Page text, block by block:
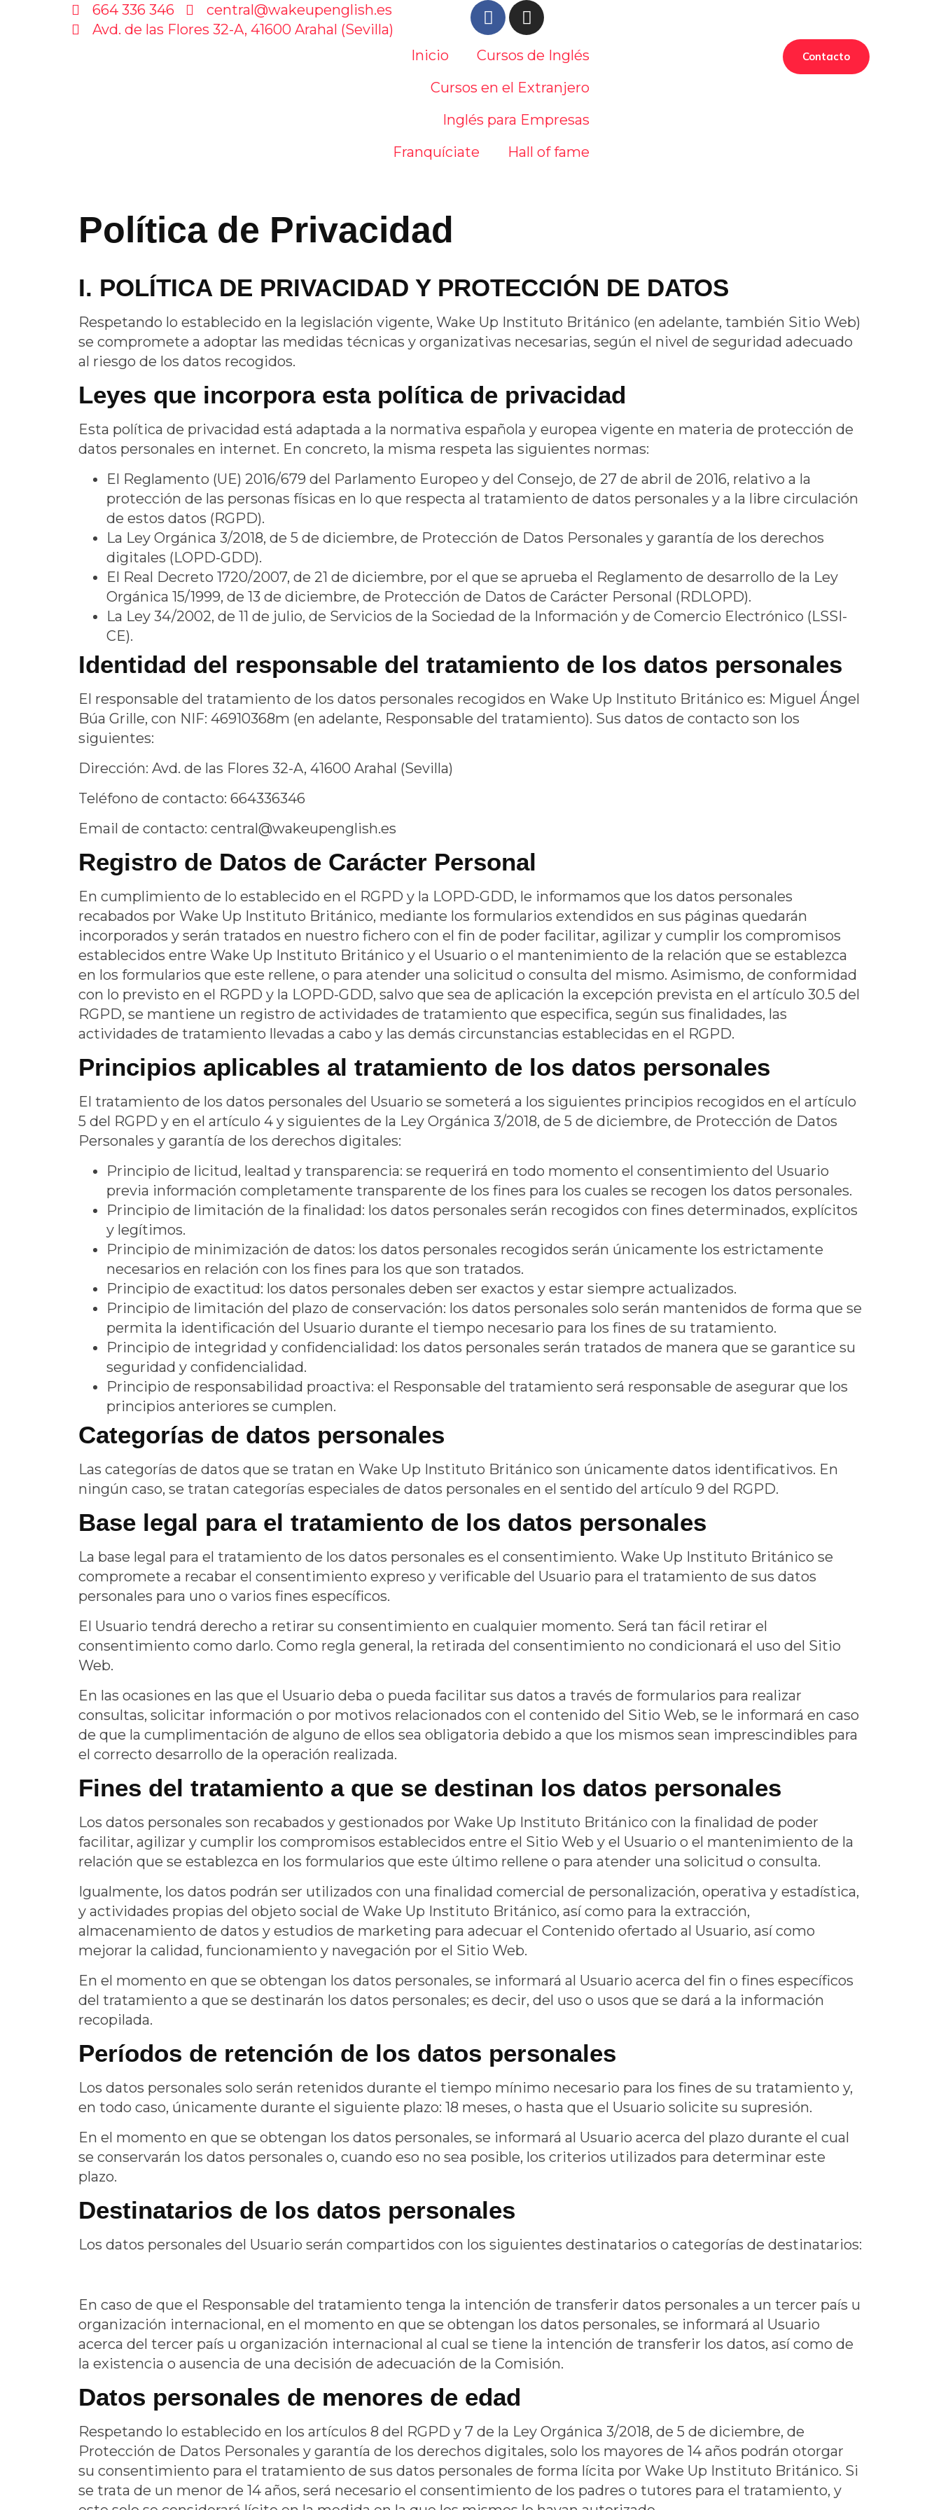
664 336 346
central@wakeupenglish.es
Avd. de las Flores 32-A, 41600 Arahal (Sevilla)
Inicio
Cursos de Inglés
Cursos en el Extranjero
Inglés para Empresas
Franquíciate
Hall of fame
Contacto
Política de Privacidad
I. POLÍTICA DE PRIVACIDAD Y PROTECCIÓN DE DATOS
Respetando lo establecido en la legislación vigente, Wake Up Instituto Británico (en adelante, también Sitio Web)
se compromete a adoptar las medidas técnicas y organizativas necesarias, según el nivel de seguridad adecuado
al riesgo de los datos recogidos.
Leyes que incorpora esta política de privacidad
Esta política de privacidad está adaptada a la normativa española y europea vigente en materia de protección de
datos personales en internet. En concreto, la misma respeta las siguientes normas:
El Reglamento (UE) 2016/679 del Parlamento Europeo y del Consejo, de 27 de abril de 2016, relativo a la
protección de las personas físicas en lo que respecta al tratamiento de datos personales y a la libre circulación
de estos datos (RGPD).
La Ley Orgánica 3/2018, de 5 de diciembre, de Protección de Datos Personales y garantía de los derechos
digitales (LOPD-GDD).
El Real Decreto 1720/2007, de 21 de diciembre, por el que se aprueba el Reglamento de desarrollo de la Ley
Orgánica 15/1999, de 13 de diciembre, de Protección de Datos de Carácter Personal (RDLOPD).
La Ley 34/2002, de 11 de julio, de Servicios de la Sociedad de la Información y de Comercio Electrónico (LSSI-
CE).
Identidad del responsable del tratamiento de los datos personales
El responsable del tratamiento de los datos personales recogidos en Wake Up Instituto Británico es: Miguel Ángel
Búa Grille, con NIF: 46910368m (en adelante, Responsable del tratamiento). Sus datos de contacto son los
siguientes:
Dirección: Avd. de las Flores 32-A, 41600 Arahal (Sevilla)
Teléfono de contacto: 664336346
Email de contacto: central@wakeupenglish.es
Registro de Datos de Carácter Personal
En cumplimiento de lo establecido en el RGPD y la LOPD-GDD, le informamos que los datos personales
recabados por Wake Up Instituto Británico, mediante los formularios extendidos en sus páginas quedarán
incorporados y serán tratados en nuestro fichero con el fin de poder facilitar, agilizar y cumplir los compromisos
establecidos entre Wake Up Instituto Británico y el Usuario o el mantenimiento de la relación que se establezca
en los formularios que este rellene, o para atender una solicitud o consulta del mismo. Asimismo, de conformidad
con lo previsto en el RGPD y la LOPD-GDD, salvo que sea de aplicación la excepción prevista en el artículo 30.5 del
RGPD, se mantiene un registro de actividades de tratamiento que especifica, según sus finalidades, las
actividades de tratamiento llevadas a cabo y las demás circunstancias establecidas en el RGPD.
Principios aplicables al tratamiento de los datos personales
El tratamiento de los datos personales del Usuario se someterá a los siguientes principios recogidos en el artículo
5 del RGPD y en el artículo 4 y siguientes de la Ley Orgánica 3/2018, de 5 de diciembre, de Protección de Datos
Personales y garantía de los derechos digitales:
Principio de licitud, lealtad y transparencia: se requerirá en todo momento el consentimiento del Usuario
previa información completamente transparente de los fines para los cuales se recogen los datos personales.
Principio de limitación de la finalidad: los datos personales serán recogidos con fines determinados, explícitos
y legítimos.
Principio de minimización de datos: los datos personales recogidos serán únicamente los estrictamente
necesarios en relación con los fines para los que son tratados.
Principio de exactitud: los datos personales deben ser exactos y estar siempre actualizados.
Principio de limitación del plazo de conservación: los datos personales solo serán mantenidos de forma que se
permita la identificación del Usuario durante el tiempo necesario para los fines de su tratamiento.
Principio de integridad y confidencialidad: los datos personales serán tratados de manera que se garantice su
seguridad y confidencialidad.
Principio de responsabilidad proactiva: el Responsable del tratamiento será responsable de asegurar que los
principios anteriores se cumplen.
Categorías de datos personales
Las categorías de datos que se tratan en Wake Up Instituto Británico son únicamente datos identificativos. En
ningún caso, se tratan categorías especiales de datos personales en el sentido del artículo 9 del RGPD.
Base legal para el tratamiento de los datos personales
La base legal para el tratamiento de los datos personales es el consentimiento. Wake Up Instituto Británico se
compromete a recabar el consentimiento expreso y verificable del Usuario para el tratamiento de sus datos
personales para uno o varios fines específicos.
El Usuario tendrá derecho a retirar su consentimiento en cualquier momento. Será tan fácil retirar el
consentimiento como darlo. Como regla general, la retirada del consentimiento no condicionará el uso del Sitio
Web.
En las ocasiones en las que el Usuario deba o pueda facilitar sus datos a través de formularios para realizar
consultas, solicitar información o por motivos relacionados con el contenido del Sitio Web, se le informará en caso
de que la cumplimentación de alguno de ellos sea obligatoria debido a que los mismos sean imprescindibles para
el correcto desarrollo de la operación realizada.
Fines del tratamiento a que se destinan los datos personales
Los datos personales son recabados y gestionados por Wake Up Instituto Británico con la finalidad de poder
facilitar, agilizar y cumplir los compromisos establecidos entre el Sitio Web y el Usuario o el mantenimiento de la
relación que se establezca en los formularios que este último rellene o para atender una solicitud o consulta.
Igualmente, los datos podrán ser utilizados con una finalidad comercial de personalización, operativa y estadística,
y actividades propias del objeto social de Wake Up Instituto Británico, así como para la extracción,
almacenamiento de datos y estudios de marketing para adecuar el Contenido ofertado al Usuario, así como
mejorar la calidad, funcionamiento y navegación por el Sitio Web.
En el momento en que se obtengan los datos personales, se informará al Usuario acerca del fin o fines específicos
del tratamiento a que se destinarán los datos personales; es decir, del uso o usos que se dará a la información
recopilada.
Períodos de retención de los datos personales
Los datos personales solo serán retenidos durante el tiempo mínimo necesario para los fines de su tratamiento y,
en todo caso, únicamente durante el siguiente plazo: 18 meses, o hasta que el Usuario solicite su supresión.
En el momento en que se obtengan los datos personales, se informará al Usuario acerca del plazo durante el cual
se conservarán los datos personales o, cuando eso no sea posible, los criterios utilizados para determinar este
plazo.
Destinatarios de los datos personales
Los datos personales del Usuario serán compartidos con los siguientes destinatarios o categorías de destinatarios:
En caso de que el Responsable del tratamiento tenga la intención de transferir datos personales a un tercer país u
organización internacional, en el momento en que se obtengan los datos personales, se informará al Usuario
acerca del tercer país u organización internacional al cual se tiene la intención de transferir los datos, así como de
la existencia o ausencia de una decisión de adecuación de la Comisión.
Datos personales de menores de edad
Respetando lo establecido en los artículos 8 del RGPD y 7 de la Ley Orgánica 3/2018, de 5 de diciembre, de
Protección de Datos Personales y garantía de los derechos digitales, solo los mayores de 14 años podrán otorgar
su consentimiento para el tratamiento de sus datos personales de forma lícita por Wake Up Instituto Británico. Si
se trata de un menor de 14 años, será necesario el consentimiento de los padres o tutores para el tratamiento, y